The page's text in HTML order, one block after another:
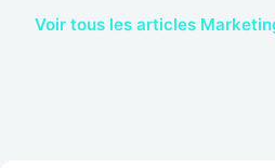
Voir tous les articles